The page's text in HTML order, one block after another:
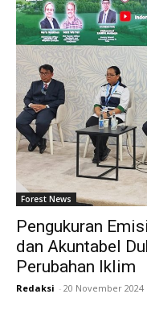
Forest News
Pengukuran
dan Akuntabel
Perubahan Iklim
Redaksi - 20 November 2024